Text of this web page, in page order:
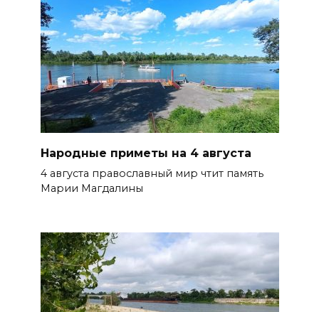
Народные приметы на 4 августа
4 августа православный мир чтит память
Марии Магдалины